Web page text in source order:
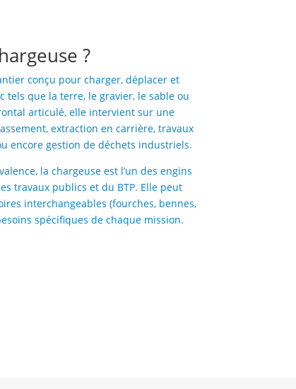
?
conçu pour charger, déplacer et
tels que la terre, le gravier, le sable ou
articulé, elle intervient sur une
extraction en carrière, travaux
encore gestion de déchets industriels.
la chargeuse est l’un des engins
travaux publics et du BTP. Elle peut
interchangeables (fourches, bennes,
spécifiques de chaque mission.